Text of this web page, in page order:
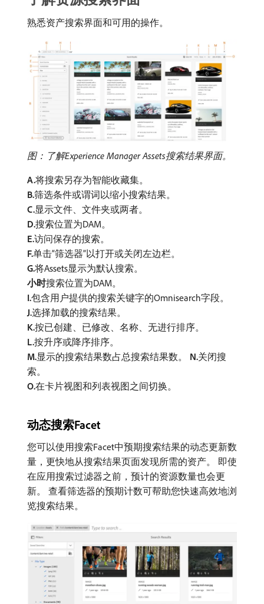
熟悉资产搜索界面和可用的操作。
图：了解Experience Manager Assets搜索结果界面。
A.​将搜索另存为智能收藏集。
B.​筛选条件或谓词以缩小搜索结果。
C.​显示文件、文件夹或两者。
D.​搜索位置为DAM。
E.​访问保存的搜索。
F.​单击“筛选器”以打开或关闭左边栏。
G.​将Assets显示为默认搜索。
小时​搜索位置为DAM。
I.​包含用户提供的搜索关键字的Omnisearch字段。
J.​选择加载的搜索结果。
K.​按已创建、已修改、名称、无进行排序。
L.​按升序或降序排序。
M.​显示的搜索结果数占总搜索结果数。 N.​关闭搜
索。
O.​在卡片视图和列表视图之间切换。
动态搜索Facet
您可以使用搜索Facet中预期搜索结果的动态更新数
量，更快地从搜索结果页面发现所需的资产。 即使
在应用搜索过滤器之前，预计的资源数量也会更
新。 查看筛选器的预期计数可帮助您快速高效地浏
览搜索结果。